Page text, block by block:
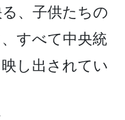
、子供たちの
すべて中央統
し出されてい